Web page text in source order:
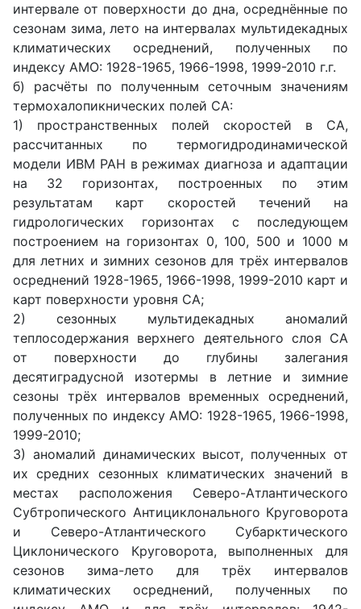
интервале от поверхности до дна, осреднённые по
сезонам зима, лето на интервалах мультидекадных
климатических осреднений, полученных по
индексу АМО: 1928-1965, 1966-1998, 1999-2010 г.г.
б) расчёты по полученным сеточным значениям
термохалопикнических полей СА:
1) пространственных полей скоростей в СА,
рассчитанных по термогидродинамической
модели ИВМ РАН в режимах диагноза и адаптации
на 32 горизонтах, построенных по этим
результатам карт скоростей течений на
гидрологических горизонтах с последующем
построением на горизонтах 0, 100, 500 и 1000 м
для летних и зимних сезонов для трёх интервалов
осреднений 1928-1965, 1966-1998, 1999-2010 карт и
карт поверхности уровня СА;
2) сезонных мультидекадных аномалий
теплосодержания верхнего деятельного слоя СА
от поверхности до глубины залегания
десятиградусной изотермы в летние и зимние
сезоны трёх интервалов временных осреднений,
полученных по индексу АМО: 1928-1965, 1966-1998,
1999-2010;
3) аномалий динамических высот, полученных от
их средних сезонных климатических значений в
местах расположения Северо-Атлантического
Субтропического Антициклонального Круговорота
и Северо-Атлантического Субарктического
Циклонического Круговорота, выполненных для
сезонов зима-лето для трёх интервалов
климатических осреднений, полученных по